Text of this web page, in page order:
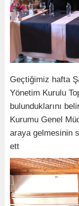
Geçtiğimiz hafta
Yönetim Kurulu
bulunduklarını
Kurumu Genel
araya gelmesinin
ett